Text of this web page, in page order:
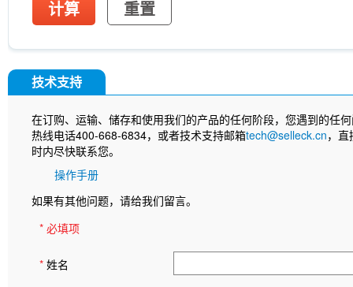
计算 重置
技术支持
在订购、运输、储存和使用我们的产品的任何阶段，您遇到的任
热线电话400-668-6834，或者技术支持邮箱tech@selleck.cn，
时内尽快联系您。
操作手册
如果有其他问题，请给我们留言。
* 必填项
* 姓名